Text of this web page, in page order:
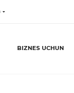
BIZNES UCHUN